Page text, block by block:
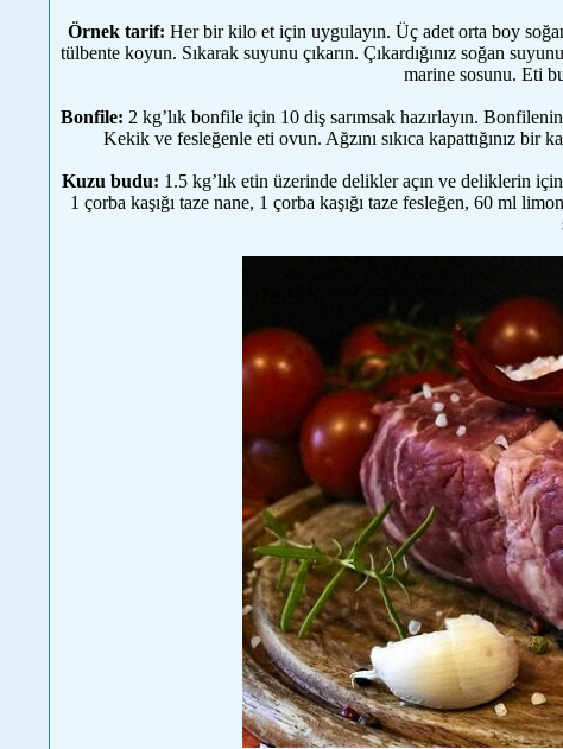
Örnek tarif: Her bir kilo et için uygulayın. Üç adet orta boy
tülbente koyun. Sıkarak suyunu çıkarın. Çıkardığınız soğan
marine sosunu. Eti
Bonfile: 2 kg’lık bonfile için 10 diş sarımsak hazırlayın.
Kekik ve fesleğenle eti ovun. Ağzını sıkıca kapattığınız
Kuzu budu: 1.5 kg’lık etin üzerinde delikler açın ve deliklerin
1 çorba kaşığı taze nane, 1 çorba kaşığı taze fesleğen, 60 ml